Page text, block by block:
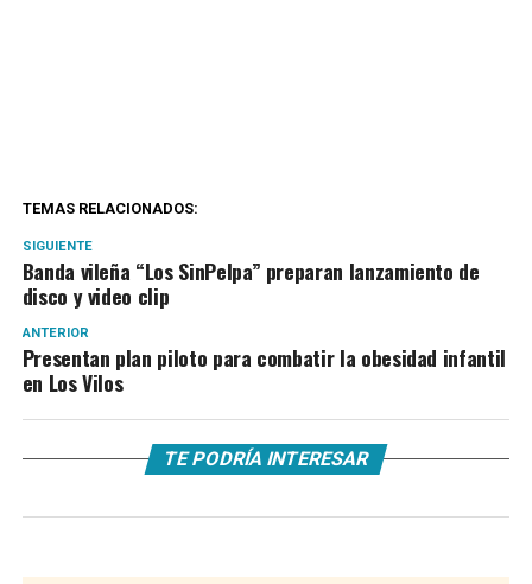
TEMAS RELACIONADOS:
SIGUIENTE
Banda vileña “Los SinPelpa” preparan lanzamiento de
disco y video clip
ANTERIOR
Presentan plan piloto para combatir la obesidad infantil
en Los Vilos
TE PODRÍA INTERESAR